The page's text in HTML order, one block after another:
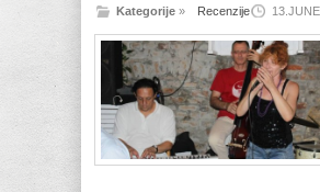
Kategorije » Recenzije